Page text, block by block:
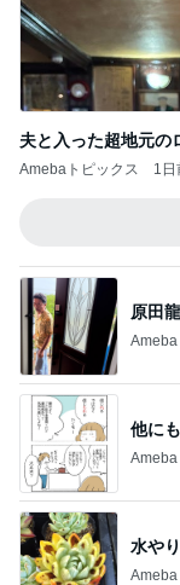
夫と入った超地元の
Amebaトピックス 1日
原田
Ameba
他に
Ameba
水や
Ameba